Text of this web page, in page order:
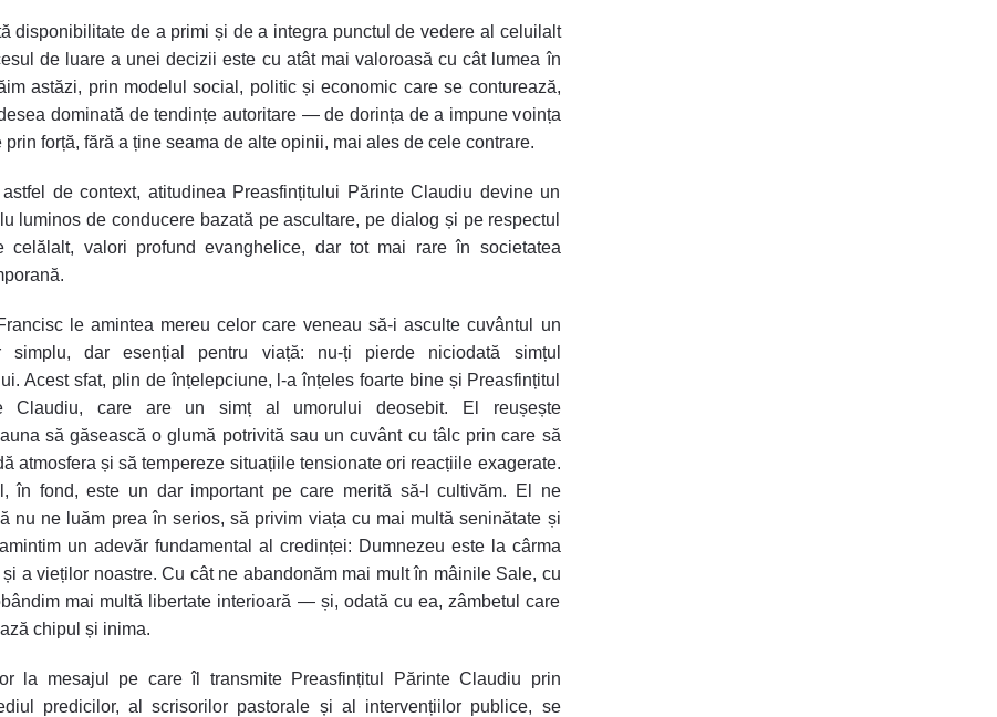
disponibilitate de a primi și de a integra punctul de vedere al celuilalt
de luare a unei decizii este cu atât mai valoroasă cu cât lumea în
astăzi, prin modelul social, politic și economic care se conturează,
dominată de tendințe autoritare — de dorința de a impune voința
prin forță, fără a ține seama de alte opinii, mai ales de cele contrare.
astfel de context, atitudinea Preasfințitului Părinte Claudiu devine un
luminos de conducere bazată pe ascultare, pe dialog și pe respectul
celălalt, valori profund evanghelice, dar tot mai rare în societatea
le amintea mereu celor care veneau să-i asculte cuvântul un
simplu, dar esențial pentru viață: nu-ți pierde niciodată simțul
. Acest sfat, plin de înțelepciune, l-a înțeles foarte bine și Preasfințitul
Claudiu, care are un simț al umorului deosebit. El reușește
să găsească o glumă potrivită sau un cuvânt cu tâlc prin care să
atmosfera și să tempereze situațiile tensionate ori reacțiile exagerate.
în fond, este un dar important pe care merită să-l cultivăm. El ne
nu ne luăm prea în serios, să privim viața cu mai multă seninătate și
un adevăr fundamental al credinței: Dumnezeu este la cârma
și a vieților noastre. Cu cât ne abandonăm mai mult în mâinile Sale, cu
mai multă libertate interioară — și, odată cu ea, zâmbetul care
chipul și inima.
la mesajul pe care îl transmite Preasfințitul Părinte Claudiu prin
predicilor, al scrisorilor pastorale și al intervențiilor publice, se